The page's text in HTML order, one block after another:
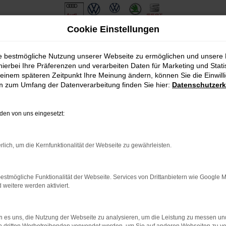
nach Beilngries
für Beilngries
besprochen. Für Beilngries eignen sich die hoch gelobten
als 40 Jahren im Geschäft und beraten Sie vor dem Kauf
in Beilngries geeignet ist. Konkret geht es dabei nicht
Extras und Assistenzsysteme. Seat Neuwagen bieten vor
Network Error
ist ein Fehler aufgetreten.
paar Tipps, die dir helfen können:
Cookie Einstellungen
bestmögliche Nutzung unserer Webseite zu ermöglichen und unsere
Ihre Präferenzen und verarbeiten Daten für Marketing und
späteren Zeitpunkt Ihre Meinung ändern, können Sie die
zum Umfang der Datenverarbeitung finden Sie hier:
von uns eingesetzt:
um die Kernfunktionalität der Webseite zu gewährleisten.
Funktionalität der Webseite. Services von Drittanbietern wie Google
weitere werden aktiviert.
es uns, die Nutzung der Webseite zu analysieren, um die Leistung zu messen